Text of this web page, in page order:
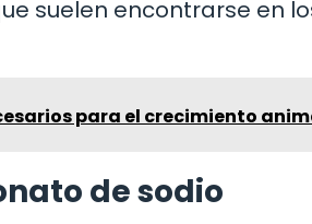
suelen encontrarse en
para el crecimiento
de sodio